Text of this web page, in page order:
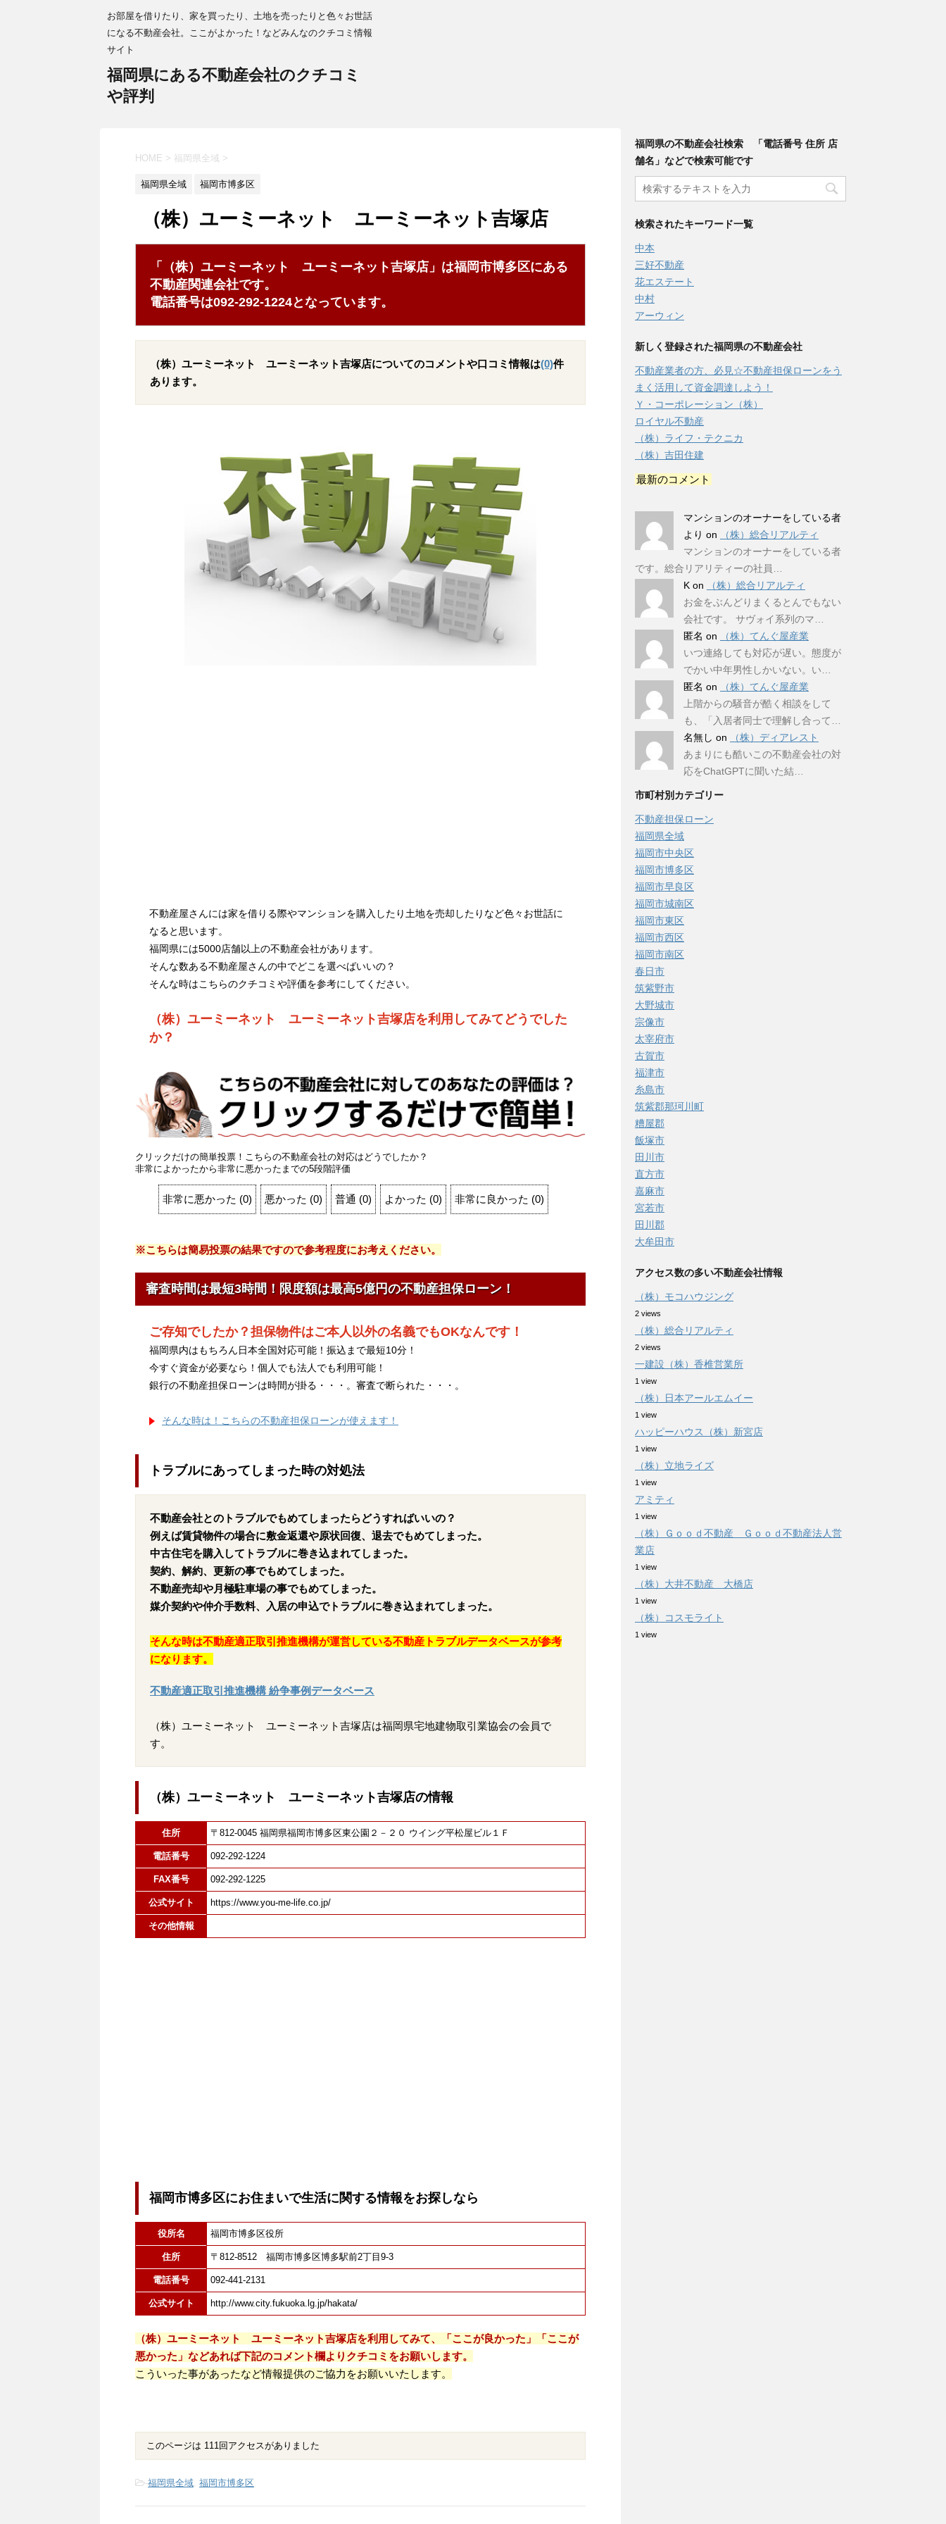
お部屋を借りたり、家を買ったり、土地を売ったりと色々お世話
になる不動産会社。ここがよかった！などみんなのクチコミ情報
サイト
福岡県にある不動産会社のクチコミ
や評判
HOME > 福岡県全域 >
福岡県全域 福岡市博多区
（株）ユーミーネット ユーミーネット吉塚店
「（株）ユーミーネット ユーミーネット吉塚店」は福岡市博多区にある
不動産関連会社です。
電話番号は092-292-1224となっています。
（株）ユーミーネット ユーミーネット吉塚店についてのコメントや口コミ情報は(0)件
あります。
不動産屋さんには家を借りる際やマンションを購入したり土地を売却したりなど色々お世話に
なると思います。
福岡県には5000店舗以上の不動産会社があります。
そんな数ある不動産屋さんの中でどこを選べばいいの？
そんな時はこちらのクチコミや評価を参考にしてください。
（株）ユーミーネット ユーミーネット吉塚店を利用してみてどうでした
か？
クリックだけの簡単投票！こちらの不動産会社の対応はどうでしたか？
非常によかったから非常に悪かったまでの5段階評価
非常に悪かった (0) 悪かった (0) 普通 (0) よかった (0) 非常に良かった (0)
※こちらは簡易投票の結果ですので参考程度にお考えください。
審査時間は最短3時間！限度額は最高5億円の不動産担保ローン！
ご存知でしたか？担保物件はご本人以外の名義でもOKなんです！
福岡県内はもちろん日本全国対応可能！振込まで最短10分！
今すぐ資金が必要なら！個人でも法人でも利用可能！
銀行の不動産担保ローンは時間が掛る・・・。審査で断られた・・・。
そんな時は！こちらの不動産担保ローンが使えます！
トラブルにあってしまった時の対処法
不動産会社とのトラブルでもめてしまったらどうすればいいの？
例えば賃貸物件の場合に敷金返還や原状回復、退去でもめてしまった。
中古住宅を購入してトラブルに巻き込まれてしまった。
契約、解約、更新の事でもめてしまった。
不動産売却や月極駐車場の事でもめてしまった。
媒介契約や仲介手数料、入居の申込でトラブルに巻き込まれてしまった。
そんな時は不動産適正取引推進機構が運営している不動産トラブルデータベースが参考
になります。
不動産適正取引推進機構 紛争事例データベース
（株）ユーミーネット ユーミーネット吉塚店は福岡県宅地建物取引業協会の会員で
す。
（株）ユーミーネット ユーミーネット吉塚店の情報
住所 〒812-0045 福岡県福岡市博多区東公園２－２０ ウイング平松屋ビル１Ｆ
電話番号 092-292-1224
FAX番号 092-292-1225
公式サイト https://www.you-me-life.co.jp/
その他情報
福岡市博多区にお住まいで生活に関する情報をお探しなら
役所名 福岡市博多区役所
住所 〒812-8512 福岡市博多区博多駅前2丁目9-3
電話番号 092-441-2131
公式サイト http://www.city.fukuoka.lg.jp/hakata/
（株）ユーミーネット ユーミーネット吉塚店を利用してみて、「ここが良かった」「ここが
悪かった」などあれば下記のコメント欄よりクチコミをお願いします。
こういった事があったなど情報提供のご協力をお願いいたします。
このページは 111回アクセスがありました
-福岡県全域, 福岡市博多区
福岡県の不動産会社検索 「電話番号 住所 店
舗名」などで検索可能です
検索されたキーワード一覧
中本
三好不動産
花エステート
中村
アーウィン
新しく登録された福岡県の不動産会社
不動産業者の方、必見☆不動産担保ローンをう
まく活用して資金調達しよう！
Ｙ・コーポレーション（株）
ロイヤル不動産
（株）ライフ・テクニカ
（株）吉田住建
最新のコメント
マンションのオーナーをしている者
より on
（株）総合リアルティ
マンションのオーナーをしている者
です。総合リアリティーの社員…
K on
（株）総合リアルティ
お金をぶんどりまくるとんでもない
会社です。 サヴォイ系列のマ…
匿名 on
（株）てんぐ屋産業
いつ連絡しても対応が遅い。態度が
でかい中年男性しかいない。い…
匿名 on
（株）てんぐ屋産業
上階からの騒音が酷く相談をして
も、「入居者同士で理解し合って…
名無し on
（株）ディアレスト
あまりにも酷いこの不動産会社の対
応をChatGPTに聞いた結…
市町村別カテゴリー
不動産担保ローン
福岡県全域
福岡市中央区
福岡市博多区
福岡市早良区
福岡市城南区
福岡市東区
福岡市西区
福岡市南区
春日市
筑紫野市
大野城市
宗像市
太宰府市
古賀市
福津市
糸島市
筑紫郡那珂川町
糟屋郡
飯塚市
田川市
直方市
嘉麻市
宮若市
田川郡
大牟田市
アクセス数の多い不動産会社情報
（株）モコハウジング
2 views
（株）総合リアルティ
2 views
一建設（株）香椎営業所
1 view
（株）日本アールエムイー
1 view
ハッピーハウス（株）新宮店
1 view
（株）立地ライズ
1 view
アミティ
1 view
（株）Ｇｏｏｄ不動産 Ｇｏｏｄ不動産法人営
業店
1 view
（株）大井不動産 大橋店
1 view
（株）コスモライト
1 view